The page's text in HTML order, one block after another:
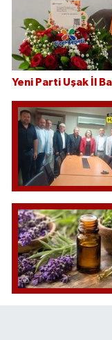
Yeni Parti Uşak İl